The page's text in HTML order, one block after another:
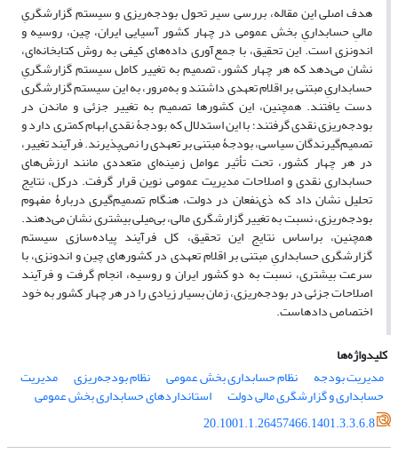
هدف اصلی این مقاله، بررسی سیر تحول بودجه‏‌ریزی و سیستم گزارشگریِ
مالیِ حسابداریِ بخش عمومی در چهار کشور آسیایی ایران، چین، روسیه و
اندونزی است. این تحقیق، با جمع‏‌آوری داده‏‌های کیفی به روش کتابخانه‌‏ای،
نشان می‌دهد که هر چهار کشور، تصمیم به تغییر کامل سیستم گزارشگریِ
حسابداریِ مبتنی بر اقلام تعهدی داشتند و به‌مرور، به این سیستم گزارشگری
دست یافتند. همچنین، این کشورها تصمیم به تغییر جزئی و ماندن در
بودجه‌ریزی نقدی گرفتند؛ با این استدلال که بودجۀ نقدی ابهام کمتری دارد و
تصمیم‌گیرندگان سیاسی، بودجۀ مبتنی بر تعهدی را نمی‌پذیرند. فرآیند تغییر،
در هر چهار کشور، تحت‌ تأثیر عوامل زمینه‌ای متعددی مانند ارزش‌های
حسابداری نقدی و اصلاحات مدیریت عمومی نوین قرار گرفت. درکل، نتایج
تحلیل نشان داد که ذی‌نفعان در دولت، هنگام تصمیم‌گیری دربارۀ مفهوم
بودجه‌ریزی، نسبت به تغییر گزارشگری مالی، بی‌میلی بیشتری نشان می‌دهند.
همچنین، براساس نتایج این تحقیق، کل فرآیند پیاده‌‏سازی سیستم
گزارشگری حسابداریِ مبتنی بر اقلام تعهدی در کشورهای چین و اندونزی، با
سرعت بیشتری، نسبت به دو کشور ایران و روسیه، انجام گرفت و فرآیند
اصلاحات جزئی در بودجه‌ریزی، زمان بسیار زیادی را در هر چهار کشور به خود
اختصاص داده‏است.
کلیدواژه‌ها
مدیریت بودجه
نظام حسابداری بخش عمومی نظام بودجه‌‏ریزی مدیریت
حسابداری و گزارشگری مالی دولت
استانداردهای حسابداری بخش عمومی
20.1001.1.26457466.1401.3.3.6.8